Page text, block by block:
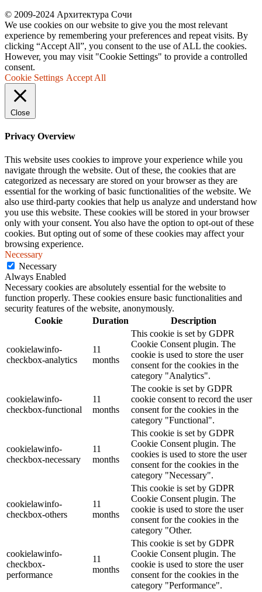
© 2009-2024 Архитектура Сочи
We use cookies on our website to give you the most relevant
experience by remembering your preferences and repeat visits. By
clicking “Accept All”, you consent to the use of ALL the cookies.
However, you may visit "Cookie Settings" to provide a controlled
consent.
Cookie Settings Accept All
Close
Privacy Overview
This website uses cookies to improve your experience while you
navigate through the website. Out of these, the cookies that are
categorized as necessary are stored on your browser as they are
essential for the working of basic functionalities of the website. We
also use third-party cookies that help us analyze and understand how
you use this website. These cookies will be stored in your browser
only with your consent. You also have the option to opt-out of these
cookies. But opting out of some of these cookies may affect your
browsing experience.
Necessary
Necessary
Always Enabled
Necessary cookies are absolutely essential for the website to
function properly. These cookies ensure basic functionalities and
security features of the website, anonymously.
Cookie
Duration Description
cookielawinfo-
checkbox-analytics
11
months
This cookie is set by GDPR
Cookie Consent plugin. The
cookie is used to store the user
consent for the cookies in the
category "Analytics".
cookielawinfo-
checkbox-functional
11
months
The cookie is set by GDPR
cookie consent to record the user
consent for the cookies in the
category "Functional".
cookielawinfo-
checkbox-necessary
11
months
This cookie is set by GDPR
Cookie Consent plugin. The
cookies is used to store the user
consent for the cookies in the
category "Necessary".
cookielawinfo-
checkbox-others
11
months
This cookie is set by GDPR
Cookie Consent plugin. The
cookie is used to store the user
consent for the cookies in the
category "Other.
cookielawinfo-
checkbox-
performance
11
months
This cookie is set by GDPR
Cookie Consent plugin. The
cookie is used to store the user
consent for the cookies in the
category "Performance".